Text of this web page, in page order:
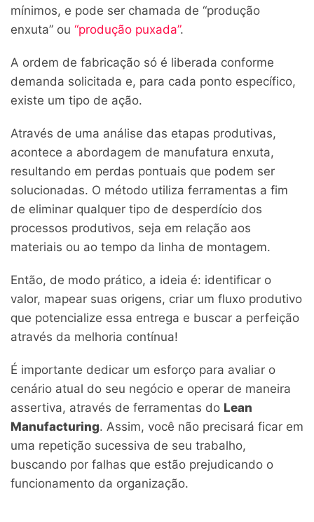
mínimos, e pode ser chamada de “produção
enxuta” ou “produção puxada”.
A ordem de fabricação só é liberada conforme
demanda solicitada e, para cada ponto específico,
existe um tipo de ação.
Através de uma análise das etapas produtivas,
acontece a abordagem de manufatura enxuta,
resultando em perdas pontuais que podem ser
solucionadas. O método utiliza ferramentas a fim
de eliminar qualquer tipo de desperdício dos
processos produtivos, seja em relação aos
materiais ou ao tempo da linha de montagem.
Então, de modo prático, a ideia é: identificar o
valor, mapear suas origens, criar um fluxo produtivo
que potencialize essa entrega e buscar a perfeição
através da melhoria contínua!
É importante dedicar um esforço para avaliar o
cenário atual do seu negócio e operar de maneira
assertiva, através de ferramentas do Lean
Manufacturing. Assim, você não precisará ficar em
uma repetição sucessiva de seu trabalho,
buscando por falhas que estão prejudicando o
funcionamento da organização.